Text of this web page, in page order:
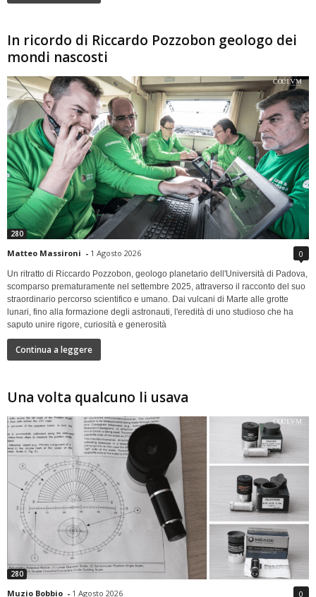
In ricordo di Riccardo Pozzobon geologo dei
mondi nascosti
280
Matteo Massironi - 1 Agosto 2026 0
Un ritratto di Riccardo Pozzobon, geologo planetario dell'Università di Padova,
scomparso prematuramente nel settembre 2025, attraverso il racconto del suo
straordinario percorso scientifico e umano. Dai vulcani di Marte alle grotte
lunari, fino alla formazione degli astronauti, l'eredità di uno studioso che ha
saputo unire rigore, curiosità e generosità
Continua a leggere
Una volta qualcuno li usava
280
Muzio Bobbio - 1 Agosto 2026 0